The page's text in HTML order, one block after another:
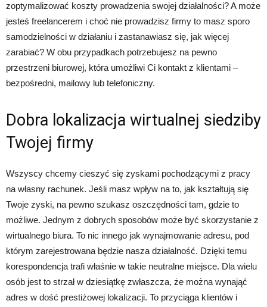
zoptymalizować koszty prowadzenia swojej działalności? A może
jesteś freelancerem i choć nie prowadzisz firmy to masz sporo
samodzielności w działaniu i zastanawiasz się, jak więcej
zarabiać? W obu przypadkach potrzebujesz na pewno
przestrzeni biurowej, która umożliwi Ci kontakt z klientami –
bezpośredni, mailowy lub telefoniczny.
Dobra lokalizacja wirtualnej siedziby
Twojej firmy
Wszyscy chcemy cieszyć się zyskami pochodzącymi z pracy
na własny rachunek. Jeśli masz wpływ na to, jak kształtują się
Twoje zyski, na pewno szukasz oszczędności tam, gdzie to
możliwe. Jednym z dobrych sposobów może być skorzystanie z
wirtualnego biura. To nic innego jak wynajmowanie adresu, pod
którym zarejestrowana będzie nasza działalność. Dzięki temu
korespondencja trafi właśnie w takie neutralne miejsce. Dla wielu
osób jest to strzał w dziesiątkę zwłaszcza, że można wynająć
adres w dość prestiżowej lokalizacji. To przyciąga klientów i